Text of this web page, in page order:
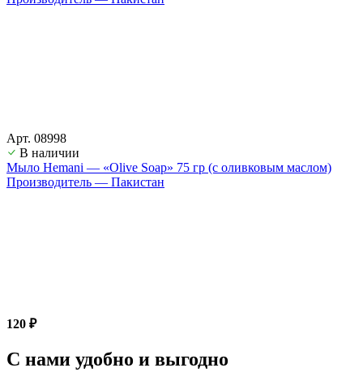
Арт. 08998
В наличии
Мыло Hemani — «Olive Soap» 75 гр (с оливковым маслом)
Производитель — Пакистан
120 ₽
С нами удобно и выгодно